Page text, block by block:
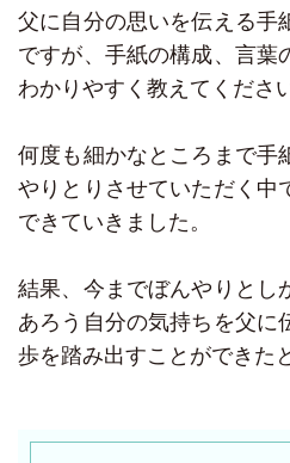
父に自分の思いを伝える手
ですが、手紙の構成、言葉
わかりやすく教えてくださ
何度も細かなところまで手
やりとりさせていただく中
できていきました。
結果、今までぼんやりとし
あろう自分の気持ちを父に
歩を踏み出すことができた